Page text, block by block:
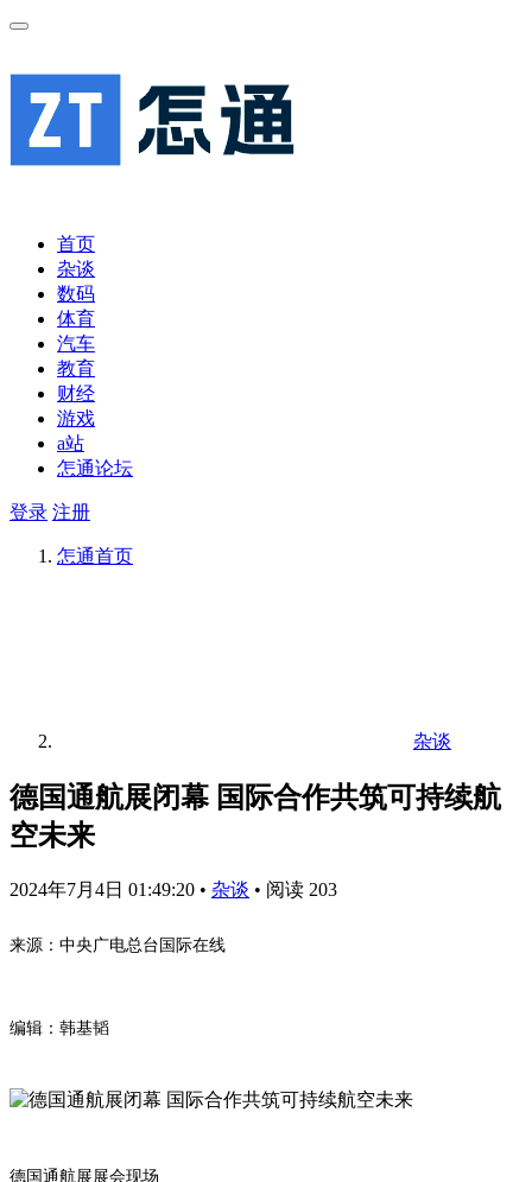
首页
杂谈
数码
体育
汽车
教育
财经
游戏
a站
怎通论坛
登录 注册
怎通首页
杂谈
德国通航展闭幕 国际合作共筑可持续航
空未来
2024年7月4日 01:49:20 • 杂谈 • 阅读 203
来源：中央广电总台国际在线
编辑：韩基韬
德国通航展展会现场